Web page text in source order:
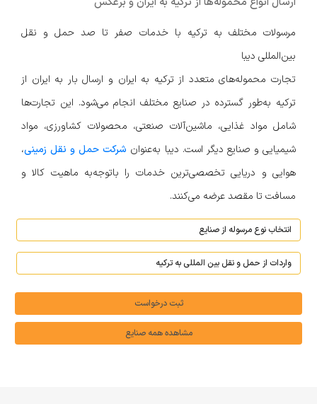
مرسولات مختلف به ترکیه با خدمات صفر تا صد حمل و نقل
بین‌المللی دیبا
تجارت محموله‌های متعدد از ترکیه به ایران و ارسال بار به ایران از
ترکیه به‌طور گسترده در صنایع مختلف انجام می‌شود. این تجارت‌ها
شامل مواد غذایی، ماشین‌آلات صنعتی، محصولات کشاورزی، مواد
شیمیایی و صنایع دیگر است. دیبا به‌عنوان شرکت حمل و نقل زمینی،
هوایی و دریایی تخصصی‌ترین خدمات را باتوجه‌به ماهیت کالا و
مسافت تا مقصد عرضه می‌کنند.
ثبت درخواست
مشاهده همه صنایع